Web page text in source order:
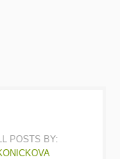
POSTS BY: